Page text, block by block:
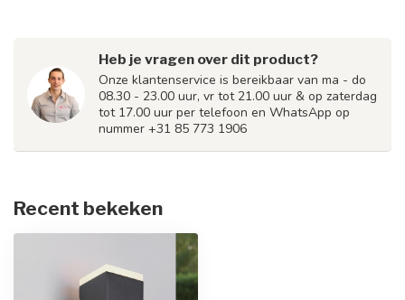
Heb je vragen over dit product?
Onze klantenservice is bereikbaar van ma - do
08.30 - 23.00 uur, vr tot 21.00 uur & op zaterdag
tot 17.00 uur per telefoon en WhatsApp op
nummer +31 85 773 1906
Recent bekeken